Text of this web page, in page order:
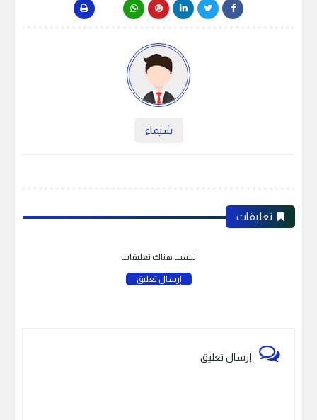
شيماء
تعليقات
ليست هناك تعليقات
إرسال تعليق
إرسال تعليق